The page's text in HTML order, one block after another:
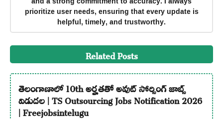
prioritize user needs, ensuring that every update is
helpful, timely, and trustworthy.
Related Posts
తెలంగాణాలో 10th అర్హతతో అవుట్ సోర్సింగ్ జాబ్స్
విడుదల | TS Outsourcing Jobs Notification 2026
| Freejobsintelugu